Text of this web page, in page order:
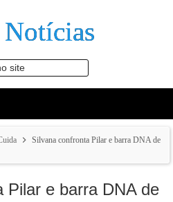
site
Silvana confronta Pilar e barra DNA de
Pilar e barra DNA de